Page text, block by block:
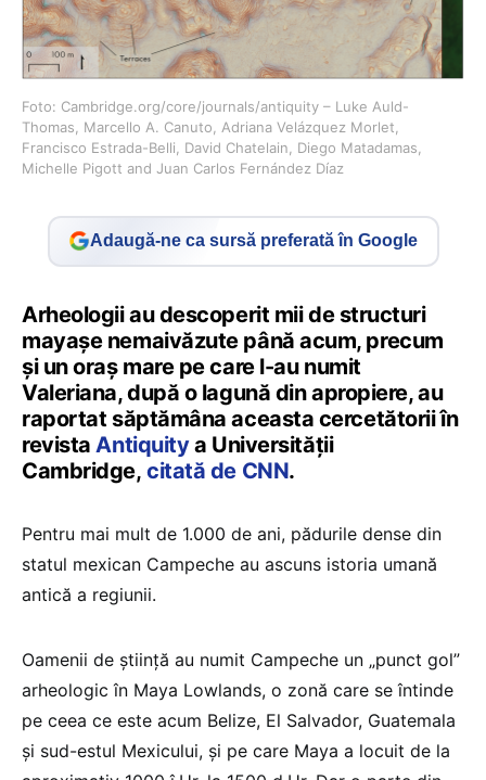
Foto: Cambridge.org/core/journals/antiquity – Luke Auld-
Thomas, Marcello A. Canuto, Adriana Velázquez Morlet,
Francisco Estrada-Belli, David Chatelain, Diego Matadamas,
Michelle Pigott and Juan Carlos Fernández Díaz
Adaugă-ne ca sursă preferată în Google
Arheologii au descoperit mii de structuri
mayașe nemaivăzute până acum, precum
și un oraș mare pe care l-au numit
Valeriana, după o lagună din apropiere, au
raportat săptămâna aceasta cercetătorii în
revista Antiquitya Universității
Cambridge,citată de CNN.
Pentru mai mult de 1.000 de ani, pădurile dense din
statul mexican Campeche au ascuns istoria umană
antică a regiunii.
Oamenii de știință au numit Campeche un „punct gol”
arheologic în Maya Lowlands, o zonă care se întinde
pe ceea ce este acum Belize, El Salvador, Guatemala
și sud-estul Mexicului, și pe care Maya a locuit de la